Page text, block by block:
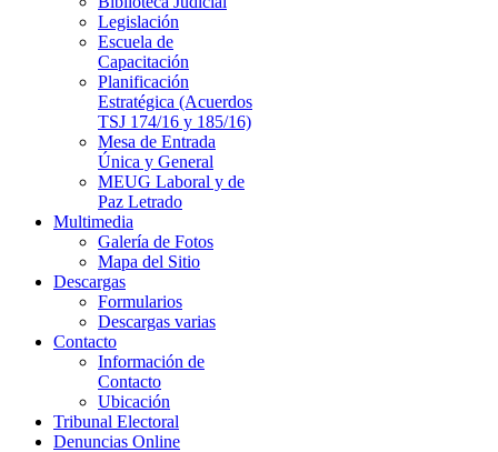
Legislación
Escuela de
Capacitación
Planificación
Estratégica (Acuerdos
TSJ 174/16 y 185/16)
Mesa de Entrada
Única y General
MEUG Laboral y de
Paz Letrado
Multimedia
Galería de Fotos
Mapa del Sitio
Descargas
Formularios
Descargas varias
Contacto
Información de
Contacto
Ubicación
Tribunal Electoral
Denuncias Online